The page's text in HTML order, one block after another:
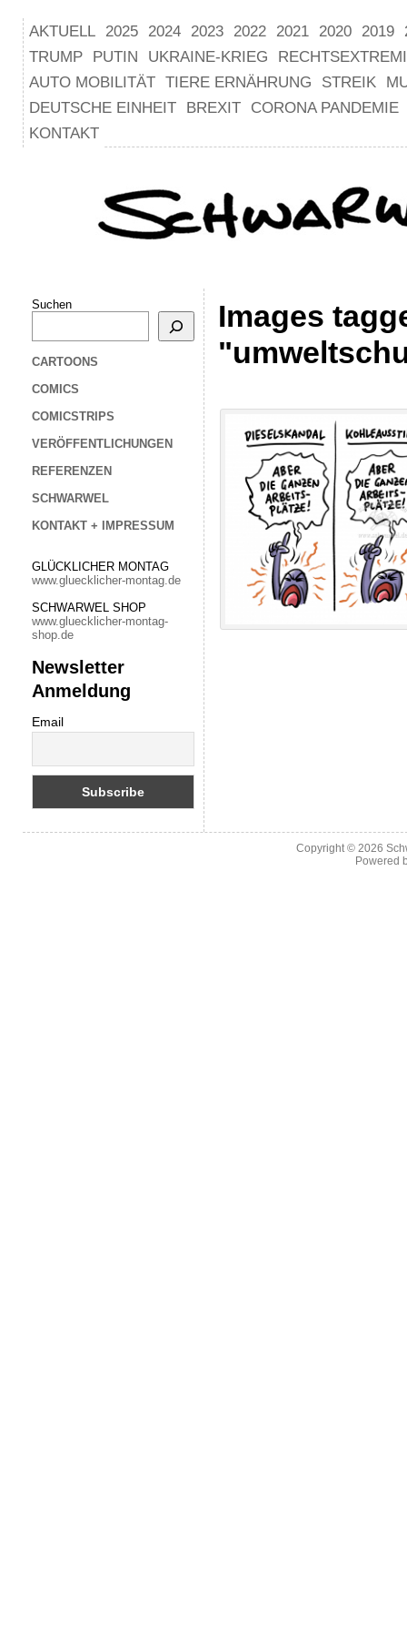
AKTUELL 2025 2024 2023 2022 2021 2020 2019
TRUMP
PUTIN UKRAINE-KRIEG
AUTO MOBILITÄT TIERE ERNÄHRUNG STREIK
DEUTSCHE EINHEIT
BREXIT
CORONA PANDEMIE
KONTAKT
Suchen
CARTOONS
COMICS
COMICSTRIPS
VERÖFFENTLICHUNGEN
REFERENZEN
SCHWARWEL
KONTAKT + IMPRESSUM
GLÜCKLICHER MONTAG
www.gluecklicher-montag.de
SCHWARWEL SHOP
www.gluecklicher-montag-
shop.de
Newsletter
Anmeldung
Email
Images
Copyright © 2026
Powered